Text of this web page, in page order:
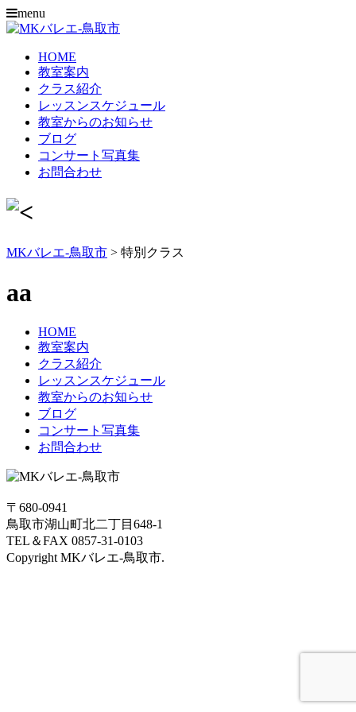
menu
HOME
教室案内
クラス紹介
レッスンスケジュール
教室からのお知らせ
ブログ
コンサート写真集
お問合わせ
MKバレエ-鳥取市 > 特別クラス
aa
HOME
教室案内
クラス紹介
レッスンスケジュール
教室からのお知らせ
ブログ
コンサート写真集
お問合わせ
〒680-0941
鳥取市湖山町北二丁目648-1
TEL＆FAX 0857-31-0103
Copyright MKバレエ-鳥取市.